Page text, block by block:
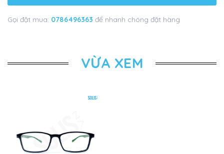
Gọi đặt mua: 0786496363 để nhanh chóng đặt hàng
VỪA XEM